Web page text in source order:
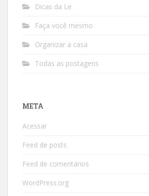
Dicas da Le
Faça você mesmo
Organizar a casa
Todas as postagens
META
Acessar
Feed de posts
Feed de comentários
WordPress.org